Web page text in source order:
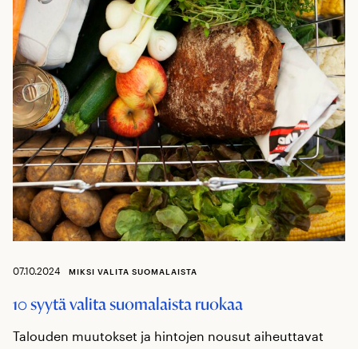
07.10.2024 MIKSI VALITA SUOMALAISTA
10 syytä valita suomalaista ruokaa
Talouden muutokset ja hintojen nousut aiheuttavat